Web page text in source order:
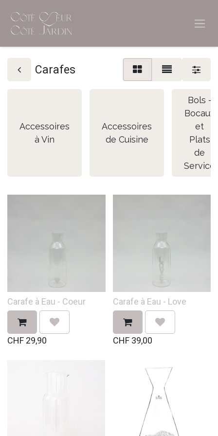
Carafes
Accessoires
à Vin
Accessoires
de Cuisine
Bols -
Bocaux
et
Plats
de
Service
Carafe à Eau - Coeur
CHF 29,90
Carafe à Eau - Love
CHF 39,00